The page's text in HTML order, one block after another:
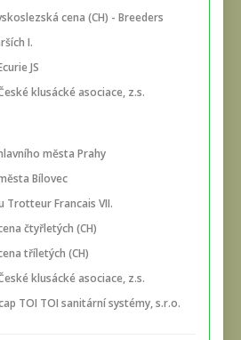
cena (CH) - Breeders
I.
JS
klusácké asociace, z.s.
města Prahy
Bílovec
Trotteur Francais VII.
čtyřletých (CH)
tříletých (CH)
klusácké asociace, z.s.
TOI TOI sanitární systémy, s.r.o.